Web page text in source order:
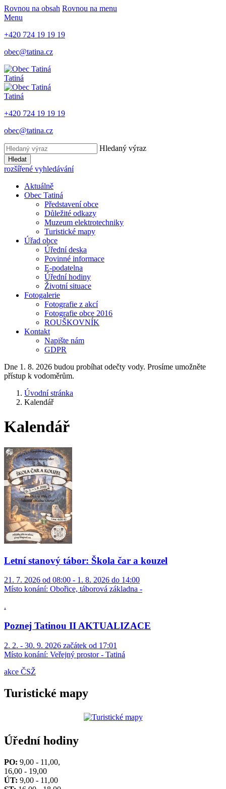
Rovnou na obsah Rovnou na menu
Menu
+420 724 19 19 19
obec@tatina.cz
Tatiná
Tatiná
+420 724 19 19 19
obec@tatina.cz
Hledaný výraz
Hledat
rozšířené vyhledávání
Aktuálně
Obec Tatiná
Představení obce
Důležité odkazy
Muzeum elektrotechniky
Turistické mapy
Úřad obce
Úřední deska
Povinné informace
E-podatelna
Úřední hodiny
Životní situace
Fotogalerie
Fotografie z akcí
Fotografie obce 2016
ROUŠKOVNÍK
Kontakt
Napište nám
GDPR
Dne 1. 8. 2026 budou probíhat odečty vody. Prosíme umožněte
přístup k vodoměrům.
Úvodní stránka
Kalendář
Kalendář
Letní stanový tábor: Škola čar a kouzel
21. 7. 2026 od 08:00 - 1. 8. 2026 do 14:00
Místo konání: Obořice, táborová základna -
.
Poznej Tatinou II AKTUALIZACE
2. 2. - 30. 9. 2026 začátek od 17:01
Místo konání: Veřejný prostor - Tatiná
akce ČSŽ
Turistické mapy
Úřední hodiny
PO: 9,00 - 11,00,
16,00 - 19,00
ÚT: 9,00 - 11,00